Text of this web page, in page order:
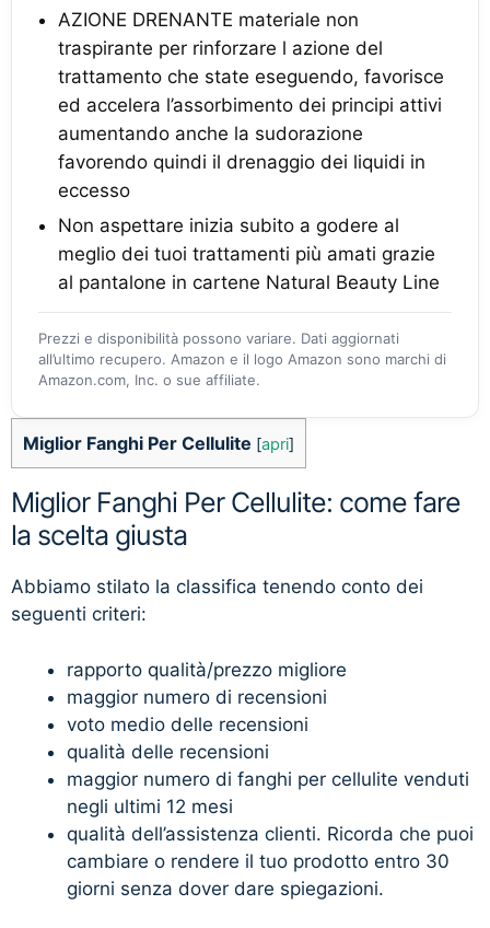
AZIONE DRENANTE materiale non
traspirante per rinforzare l azione del
trattamento che state eseguendo, favorisce
ed accelera l’assorbimento dei principi attivi
aumentando anche la sudorazione
favorendo quindi il drenaggio dei liquidi in
eccesso
Non aspettare inizia subito a godere al
meglio dei tuoi trattamenti più amati grazie
al pantalone in cartene Natural Beauty Line
Prezzi e disponibilità possono variare. Dati aggiornati
all’ultimo recupero. Amazon e il logo Amazon sono marchi di
Amazon.com, Inc. o sue affiliate.
Miglior Fanghi Per Cellulite [apri]
Miglior Fanghi Per Cellulite: come fare
la scelta giusta
Abbiamo stilato la classifica tenendo conto dei
seguenti criteri:
rapporto qualità/prezzo migliore
maggior numero di recensioni
voto medio delle recensioni
qualità delle recensioni
maggior numero di fanghi per cellulite venduti
negli ultimi 12 mesi
qualità dell’assistenza clienti. Ricorda che puoi
cambiare o rendere il tuo prodotto entro 30
giorni senza dover dare spiegazioni.